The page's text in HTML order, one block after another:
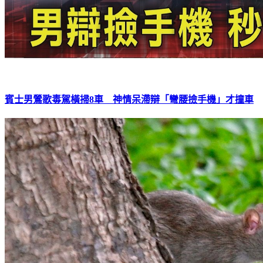
賓士男鶯歌毒駕橫掃8車 神情呆滯辯「彎腰撿手機」才撞車